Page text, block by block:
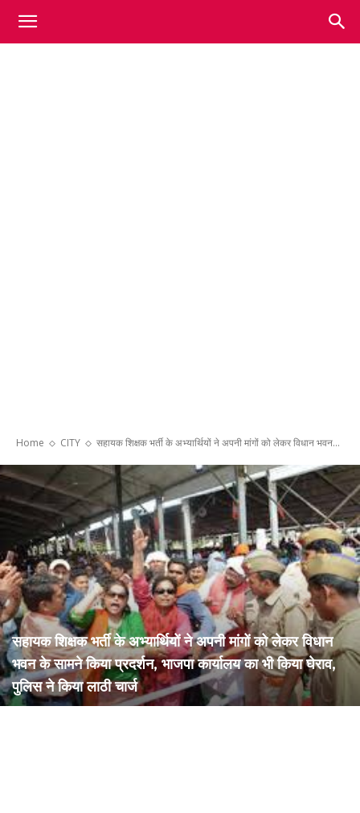
Home CITY सहायक शिक्षक भर्ती के अभ्यार्थियों ने अपनी मांगों को लेकर विधान भवन...
सहायक शिक्षक भर्ती के अभ्यार्थियों ने अपनी मांगों को लेकर विधान
भवन के सामने किया प्रदर्शन, भाजपा कार्यालय का भी किया घेराव,
पुलिस ने किया लाठी चार्ज